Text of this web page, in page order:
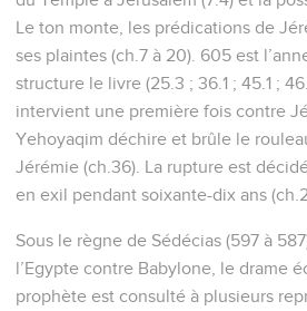
Le ton monte, les prédications de
ses plaintes (ch.7 à 20). 605 est
structure le livre (25.3 ; 36.1 ; 45.1 ;
intervient une première fois contre
Yehoyaqim déchire et brûle le
Jérémie (ch.36). La rupture est
en exil pendant soixante-dix ans
Sous le règne de Sédécias (597 à
l’Egypte contre Babylone, le drame
prophète est consulté à plusieurs